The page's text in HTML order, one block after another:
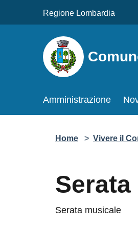
Regione Lombardia
Amministrazione
Home > Vivere il
Serata musicale